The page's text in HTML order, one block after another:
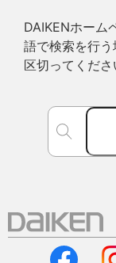
DAIKENホーム
語で検索を行
区切ってくださ